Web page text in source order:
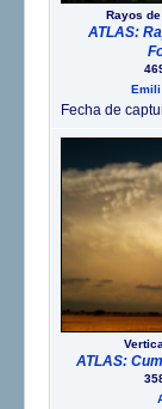
Rayos
ATLAS:
Emili
Fecha de
ATLAS: